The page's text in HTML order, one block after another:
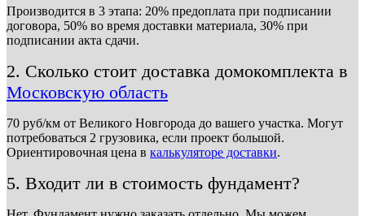
Производится в 3 этапа: 20% предоплата при подписании
договора, 50% во время доставки материала, 30% при
подписании акта сдачи.
2. Сколько стоит доставка домокомплекта в
Московскую область
70 руб/км от Великого Новгорода до вашего участка. Могут
потребоваться 2 грузовика, если проект большой.
Ориентировочная цена в калькуляторе доставки.
5. Входит ли в стоимость фундамент?